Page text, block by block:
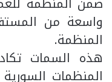
واسعة من
المنظمة.
هذه السمات